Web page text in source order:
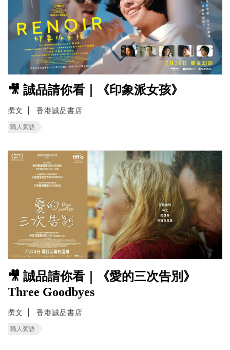
🎥 誠品請你看｜《印象派女孩》
撰文 香港誠品書店
職人絮語
🎥 誠品請你看｜《愛的三次告別》
Three Goodbyes
撰文 香港誠品書店
職人絮語